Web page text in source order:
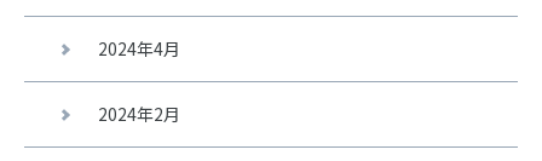
2024年4月
2024年2月